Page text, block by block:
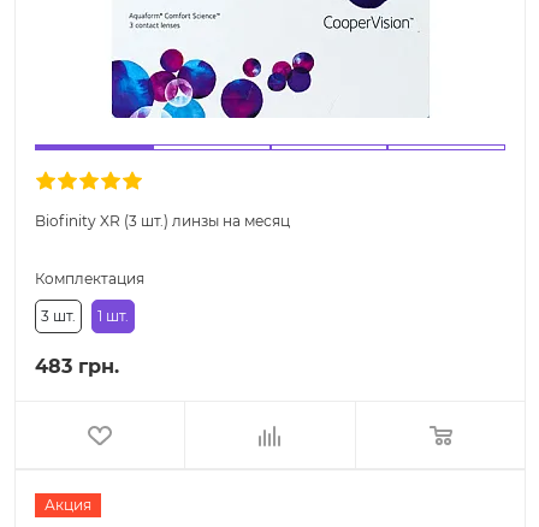
Biofinity XR (3 шт.) линзы на месяц
Комплектация
3 шт. 1 шт.
483 грн.
Акция